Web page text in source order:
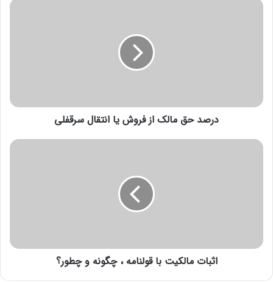
درصد حق مالک از فروش یا انتقال سرقفلی
اثبات مالکیت با قولنامه ، چگونه و چطور؟